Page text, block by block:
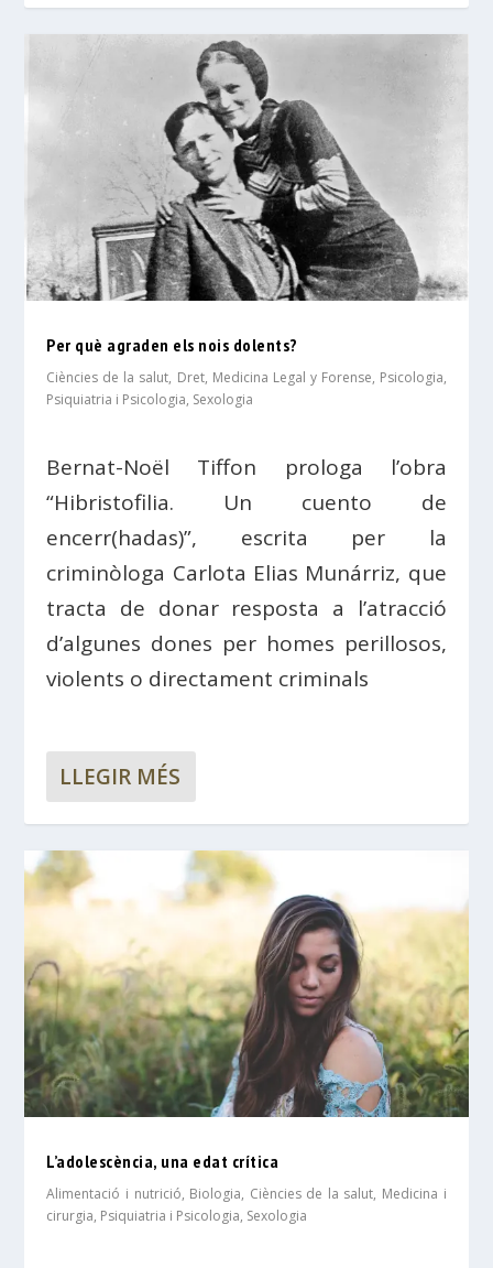
Per què agraden els nois dolents?
Ciències de la salut, Dret, Medicina Legal y Forense, Psicologia,
Psiquiatria i Psicologia, Sexologia
Bernat-Noël Tiffon prologa l’obra
“Hibristofilia. Un cuento de
encerr(hadas)”, escrita per la
criminòloga Carlota Elias Munárriz, que
tracta de donar resposta a l’atracció
d’algunes dones per homes perillosos,
violents o directament criminals
LLEGIR MÉS
L’adolescència, una edat crítica
Alimentació i nutrició, Biologia, Ciències de la salut, Medicina i
cirurgia, Psiquiatria i Psicologia, Sexologia